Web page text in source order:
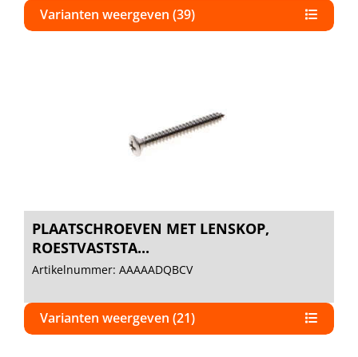
Varianten weergeven (39)
PLAATSCHROEVEN MET LENSKOP,
ROESTVASTSTA...
Artikelnummer: AAAAADQBCV
Varianten weergeven (21)